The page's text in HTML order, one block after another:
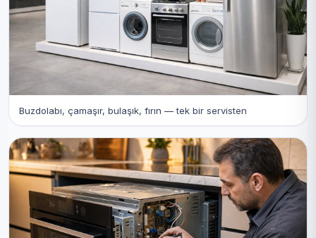
Buzdolabı, çamaşır, bulaşık, fırın — tek bir servisten